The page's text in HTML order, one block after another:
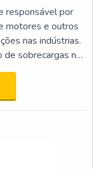
responsável por
motores e outros
nas indústrias.
sobrecargas nos
perdas de peças
por uma
se certificar de
para esse tipo de